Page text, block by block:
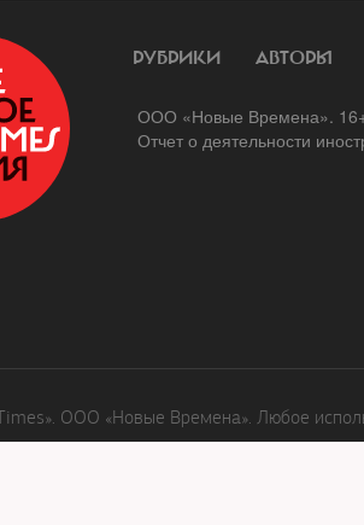
РУБРИКИ АВТОРЫ
ООО «Новые Времена».
Отчет о деятельности
ООО «Новые Времена». Любое